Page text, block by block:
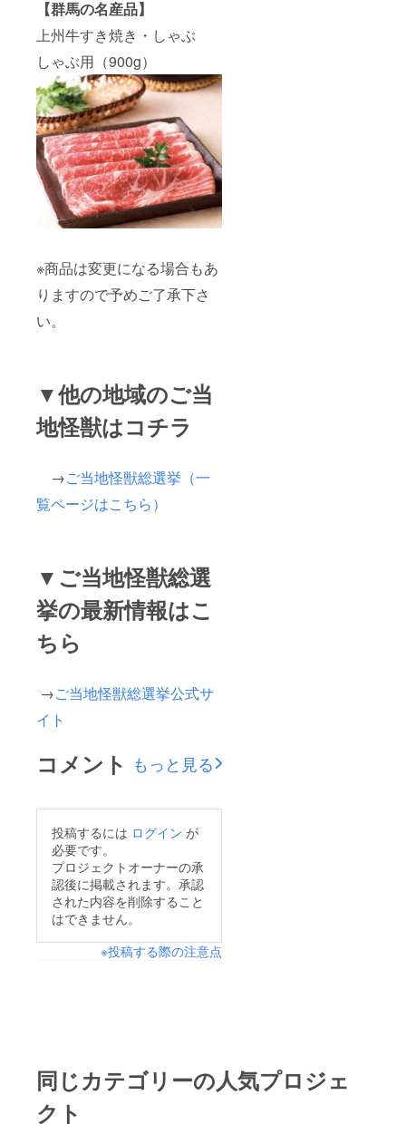
【群馬の名産品】
上州牛すき焼き・しゃぶ
しゃぶ用（900g）
※商品は変更になる場合もあ
りますので予めご了承下さ
い。
▼他の地域のご当
地怪獣はコチラ
→ご当地怪獣総選挙（一
覧ページはこちら）
▼ご当地怪獣総選
挙の最新情報はこ
ちら
→ご当地怪獣総選挙公式サ
イト
コメント もっと見る
投稿するには ログイン が
必要です。
プロジェクトオーナーの承
認後に掲載されます。承認
された内容を削除すること
はできません。
※投稿する際の注意点
同じカテゴリーの人気プロジェ
クト